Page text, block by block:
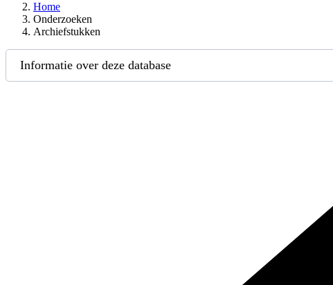
Home
Onderzoeken
Archiefstukken
Informatie over deze database